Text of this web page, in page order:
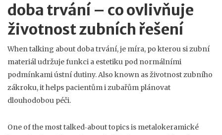
doba trvání – co ovlivňuje
životnost zubních řešení
When talking about doba trvání,je míra, po kterou si zubní
materiál udržuje funkci a estetiku pod normálními
podmínkami ústní dutiny. Also known asživotnost zubního
zákroku, it helps pacientům i zubařům plánovat
dlouhodobou péči.
One of the most talked‑about topics is metalokeramické